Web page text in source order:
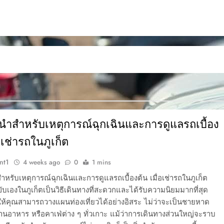
สำหรับเหตุการณ์ฉุกเฉินและการดูแลรถเบื้อง
ช่ารถในภูเก็ต
4 weeks ago 0 1 mins
หรับเหตุการณ์ฉุกเฉินและการดูแลรถเบื้องต้น เมื่อเช่ารถในภูเก็ต
บเองในภูเก็ตเป็นวิธีเดินทางที่สะดวกและได้รับความนิยมมากที่สุด
ห้คุณสามารถวางแผนท่องเที่ยวได้อย่างอิสระ ไม่ว่าจะเป็นชายหาด
อาหาร หรือคาเฟ่ต่าง ๆ ทั่วเกาะ แม้ว่าการเดินทางส่วนใหญ่จะราบ